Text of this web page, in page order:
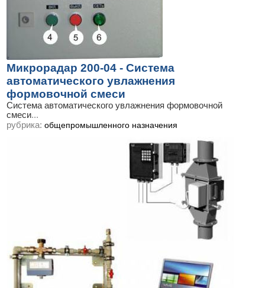
Микрорадар 200-04 - Система
автоматического увлажнения
формовочной смеси
Система автоматического увлажнения формовочной
смеси...
рубрика: общепромышленного назначения